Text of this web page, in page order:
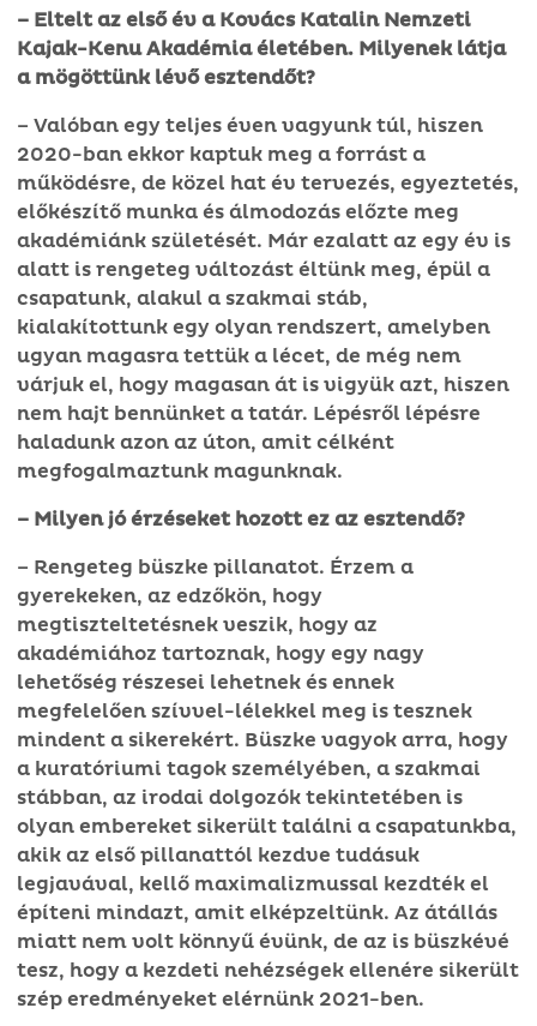
– Eltelt az első év a Kovács Katalin Nemzeti
Kajak-Kenu Akadémia életében. Milyenek látja
a mögöttünk lévő esztendőt?
– Valóban egy teljes éven vagyunk túl, hiszen
2020-ban ekkor kaptuk meg a forrást a
működésre, de közel hat év tervezés, egyeztetés,
előkészítő munka és álmodozás előzte meg
akadémiánk születését. Már ezalatt az egy év is
alatt is rengeteg változást éltünk meg, épül a
csapatunk, alakul a szakmai stáb,
kialakítottunk egy olyan rendszert, amelyben
ugyan magasra tettük a lécet, de még nem
várjuk el, hogy magasan át is vigyük azt, hiszen
nem hajt bennünket a tatár. Lépésről lépésre
haladunk azon az úton, amit célként
megfogalmaztunk magunknak.
– Milyen jó érzéseket hozott ez az esztendő?
– Rengeteg büszke pillanatot. Érzem a
gyerekeken, az edzőkön, hogy
megtiszteltetésnek veszik, hogy az
akadémiához tartoznak, hogy egy nagy
lehetőség részesei lehetnek és ennek
megfelelően szívvel-lélekkel meg is tesznek
mindent a sikerekért. Büszke vagyok arra, hogy
a kuratóriumi tagok személyében, a szakmai
stábban, az irodai dolgozók tekintetében is
olyan embereket sikerült találni a csapatunkba,
akik az első pillanattól kezdve tudásuk
legjavával, kellő maximalizmussal kezdték el
építeni mindazt, amit elképzeltünk. Az átállás
miatt nem volt könnyű évünk, de az is büszkévé
tesz, hogy a kezdeti nehézségek ellenére sikerült
szép eredményeket elérnünk 2021-ben.